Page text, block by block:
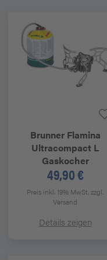
BrunnerFlamina
Ultracompact L
Gaskocher
49,90 €
Preis inkl. 19% MwSt.zzgl.
Versand
Details zeigen